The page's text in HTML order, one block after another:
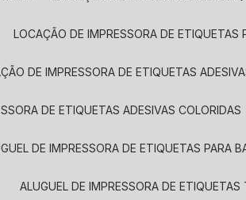
LOCAÇÃO DE IMPRESSORA DE ETIQUETAS
DE IMPRESSORA DE ETIQUETAS
DE ETIQUETAS ADESIVAS COLORIDAS
DE IMPRESSORA DE ETIQUETAS PARA
ALUGUEL DE IMPRESSORA DE ETIQUETAS